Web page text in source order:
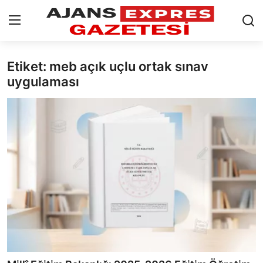
GİRİŞ YAP Kayıt olmak
AnaSayfa
Eskişehir Siyaset
Siyaset
Yerel
Siber Güvenlik
Eğitim
Etiket: meb açık uçlu ortak sınav
uygulaması